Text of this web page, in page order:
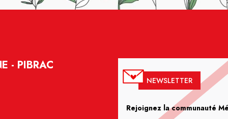
- PIBRAC
NEWSLETTER
Rejoignez la communauté